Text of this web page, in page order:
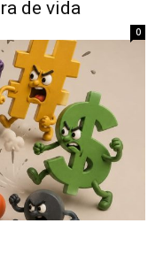
de vida
0